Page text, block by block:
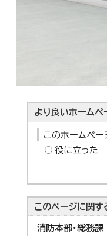
より良いホームペ
このホームペー
役に立った
このページに関す
消防本部・総務課